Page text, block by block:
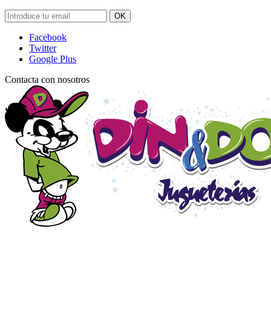
OK
Facebook
Twitter
Google Plus
Contacta con nosotros